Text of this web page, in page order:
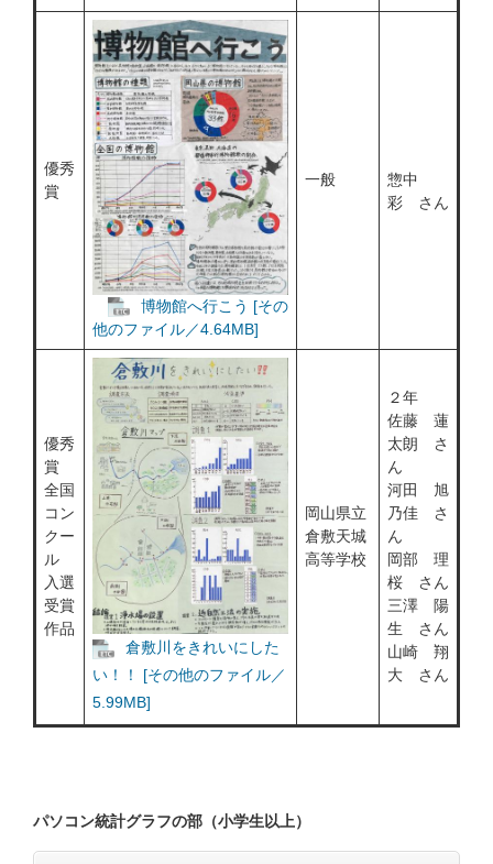
優秀
賞
博物館へ行こう [その
他のファイル／4.64MB]
一般
惣中
彩 さん
優秀
賞
全国
コン
クー
ル
入選
受賞
作品
倉敷川をきれいにした
い！！ [その他のファイル／
5.99MB]
岡山県立
倉敷天城
高等学校
２年
佐藤 蓮
太朗 さ
ん
河田 旭
乃佳 さ
ん
岡部 理
桜 さん
三澤 陽
生 さん
山崎 翔
大 さん
パソコン統計グラフの部（小学生以上）